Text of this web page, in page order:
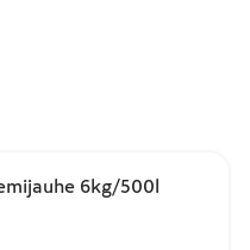
6kg/500l